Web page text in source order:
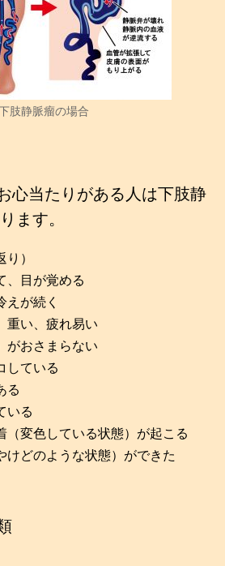
肢静脈瘤の場合
心当たりがある人は下肢静
ます。
）
、目が覚める
えが続く
重い、疲れ易い
がおさまらない
している
る
いる
（変色している状態）が起こる
けどのような状態）ができた